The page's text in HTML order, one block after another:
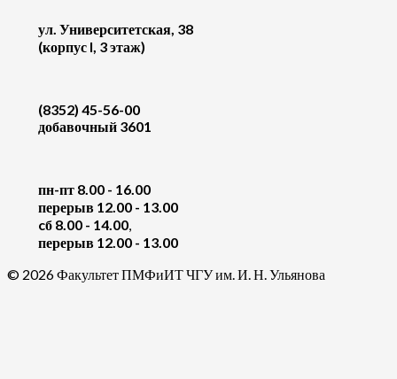
ул. Университетская, 38
(корпус I, 3 этаж)
(8352) 45-56-00
добавочный 3601
пн-пт 8.00 - 16.00
перерыв 12.00 - 13.00
cб 8.00 - 14.00,
перерыв 12.00 - 13.00
© 2026 Факультет ПМФиИТ ЧГУ им. И. Н. Ульянова